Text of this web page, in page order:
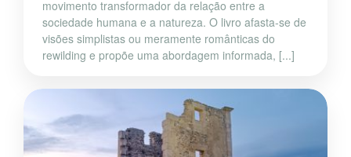
movimento transformador da relação entre a
sociedade humana e a natureza. O livro afasta-se de
visões simplistas ou meramente românticas do
rewilding e propõe uma abordagem informada, [...]